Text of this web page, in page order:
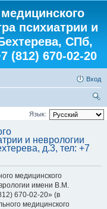
психиатрии и
СПб,
(812) 670-02-20
Вход
ои
Язык:
и неврологии
д.3, тел: +7
медицинского
имени В.М.
670-02-20» (в
медицинского